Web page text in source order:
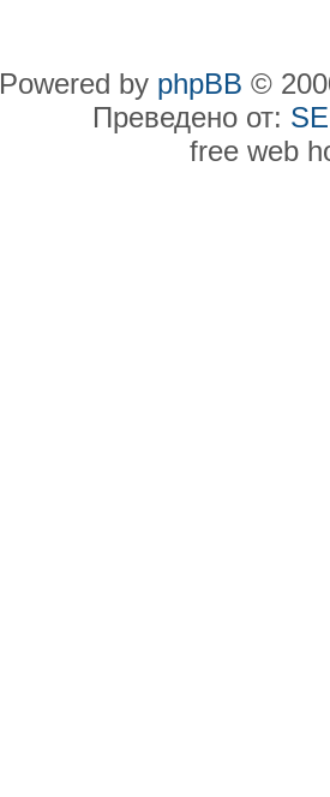
Powered by phpBB ©
Преведено от:
free web